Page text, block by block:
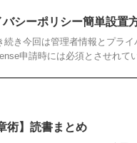
シーポリシー簡単設置
続き今回は管理者情報とプラ
申請時には必須とさせれて
術】読書まとめ